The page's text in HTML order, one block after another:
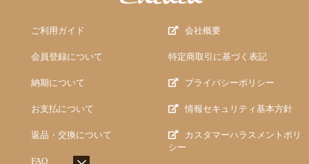
ご利用ガイド
会員登録について
納期について
お支払について
返品・交換について
FAQ
会社概要
特定商取引に基づく表記
プライバシーポリシー
情報セキュリティ基本方針
カスタマーハラスメントポリ
シー